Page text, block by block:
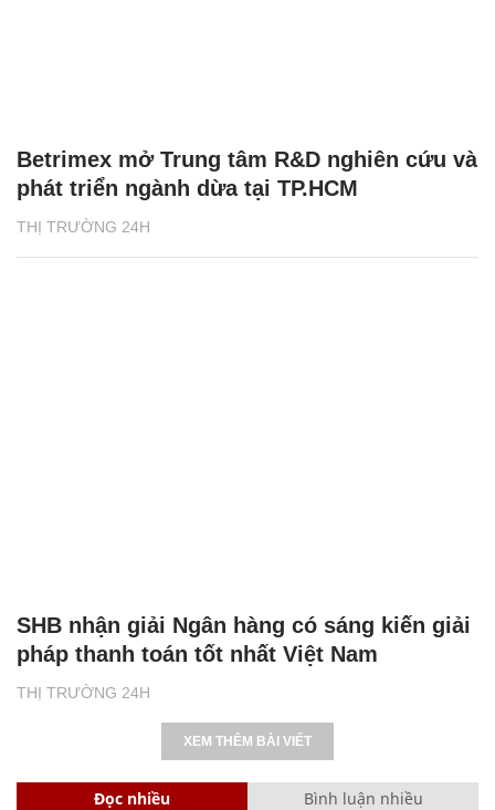
THỊ TRƯỜNG 24H
Betrimex mở Trung tâm R&D nghiên cứu và
phát triển ngành dừa tại TP.HCM
THỊ TRƯỜNG 24H
SHB nhận giải Ngân hàng có sáng kiến giải
pháp thanh toán tốt nhất Việt Nam
XEM THÊM BÀI VIẾT
Đọc nhiều Bình luận nhiều